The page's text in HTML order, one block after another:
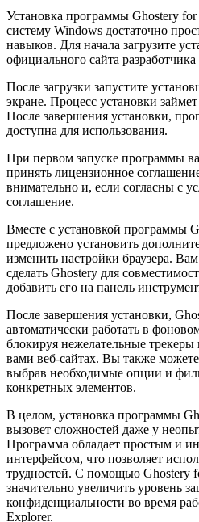
Установка программы Ghostery
систему Windows достаточно
навыков. Для начала загрузите
официального сайта
После загрузки запустите
экране. Процесс установки
После завершения установки,
доступна для использования.
При первом запуске программы
принять лицензионное
внимательно и, если согласны с
соглашение.
Вместе с установкой программы
предложено установить
изменить настройки браузера.
сделать Ghostery для
добавить его на панель
После завершения установки,
автоматически работать в
блокируя нежелательные
вами веб-сайтах. Вы также
выбрав необходимые опции и
конкретных элементов.
В целом, установка программы
вызовет сложностей даже у
Программа обладает простым и
интерфейсом, что позволяет
трудностей. С помощью Ghostery
значительно увеличить уровень
конфиденциальности во время
Explorer.